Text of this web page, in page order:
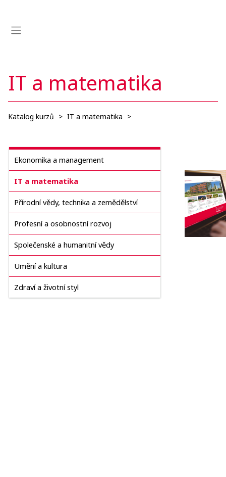
IT a matematika
Katalog kurzů > IT a matematika >
Ekonomika a management
IT a matematika
Přírodní vědy, technika a zemědělství
Profesní a osobnostní rozvoj
Společenské a humanitní vědy
Umění a kultura
Zdraví a životní styl